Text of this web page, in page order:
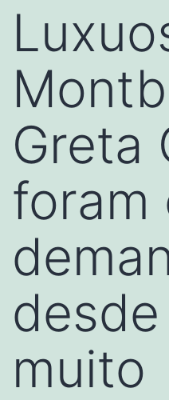
Greta
foram
muito